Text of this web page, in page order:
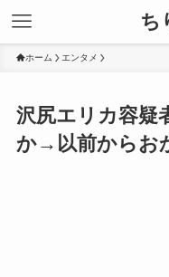
ち
ホーム エンタメ
沢尻エリカ容疑
か→以前からお